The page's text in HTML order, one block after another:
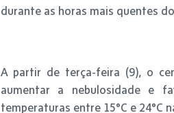
durante as horas mais quentes
A partir de terça-feira (9), o
aumentar a nebulosidade e
temperaturas entre 15°C e 24°C